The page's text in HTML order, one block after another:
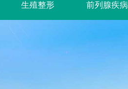
生殖整形 前列腺疾病